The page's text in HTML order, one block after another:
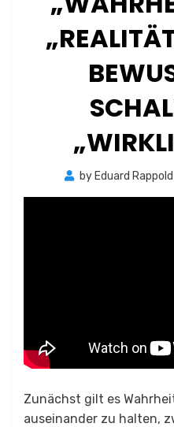
by Eduard Rappold
Zunächst gilt es
auseinander zu halten,